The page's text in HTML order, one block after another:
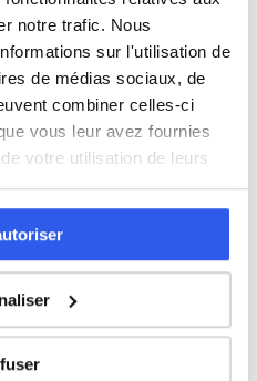
notre trafic. Nous
sur l'utilisation de
de médias sociaux, de
combiner celles-ci
vous leur avez fournies
votre utilisation de leurs
Terminale
à Bordeaux
offre à Bordeaux :